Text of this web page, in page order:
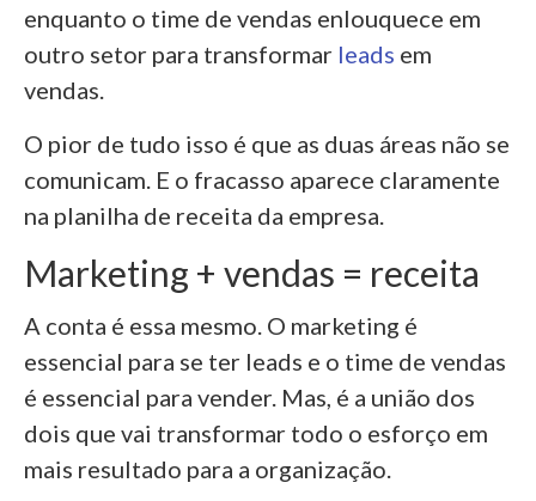
enquanto o time de vendas enlouquece em
outro setor para transformar leads em
vendas.
O pior de tudo isso é que as duas áreas não se
comunicam. E o fracasso aparece claramente
na planilha de receita da empresa.
Marketing + vendas = receita
A conta é essa mesmo. O marketing é
essencial para se ter leads e o time de vendas
é essencial para vender. Mas, é a união dos
dois que vai transformar todo o esforço em
mais resultado para a organização.